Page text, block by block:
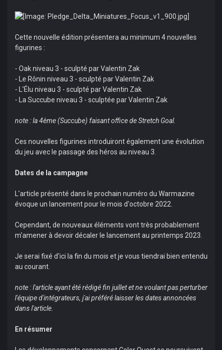
Cette nouvelle édition présentera au minimum 4 nouvelles
figurines :
- Oak niveau 3 - sculpté par Valentin Zak
- Le Rônin niveau 3 - sculpté par Valentin Zak
- L'Élu niveau 3 - sculpté par Valentin Zak
- La Succube niveau 3 - sculptée par Valentin Zak
note : la 4ème (Succube) faisant office de Stretch Goal.
Ces nouvelles figurines introduiront également une évolution
du jeu avec le passage des héros au niveau 3.
Dates de la campagne
L'article présenté dans le prochain numéro du Warmazine
évoque un lancement pour le mois d'octobre 2022.
Cependant, de nouveaux éléments vont très probablement
m'amener à devoir décaler le lancement au printemps 2023.
Je serai fixé d'ici la fin du mois et je vous tiendrai bien entendu
au courant.
note : l'article ayant été rédigé fin juillet et ne voulant pas perturber
l'équipe d'intégrateurs, j'ai préféré laisser les dates annoncées
dans l'article.
En résumer